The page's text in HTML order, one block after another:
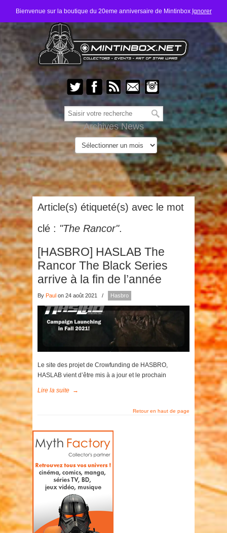
Bienvenue sur la boutique du 20eme anniversaire de Mintinbox Ignorer
Archives News
Article(s) étiqueté(s) avec le mot
clé : "The Rancor".
[HASBRO] HASLAB The
Rancor The Black Series
arrive à la fin de l’année
By Paul on 24 août 2021 / Hasbro
Le site des projet de Crowfunding de HASBRO,
HASLAB vient d’être mis à a jour et le prochain
Lire la suite →
Retour en haut de page